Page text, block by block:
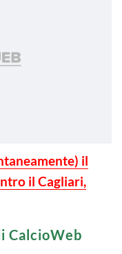
il
il Cagliari,
CalcioWeb